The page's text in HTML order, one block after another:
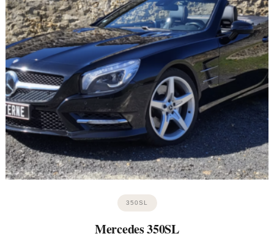
350SL
Mercedes 350SL